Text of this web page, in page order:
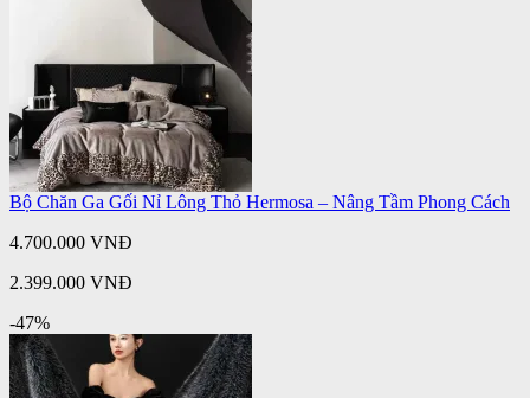
Bộ Chăn Ga Gối Nỉ Lông Thỏ Hermosa – Nâng Tầm Phong Cách
4.700.000 VNĐ
2.399.000 VNĐ
-47%